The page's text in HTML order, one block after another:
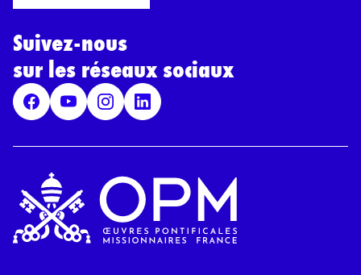
l
R
P
D
*
Suivez-nous
sur les réseaux sociaux